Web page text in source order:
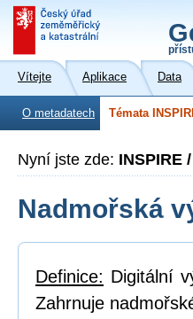
Vítejte Aplikace Data
O metadatech Témata
Nyní jste zde: INSPIRE
Nadmořská
Definice: Digitální
Zahrnuje